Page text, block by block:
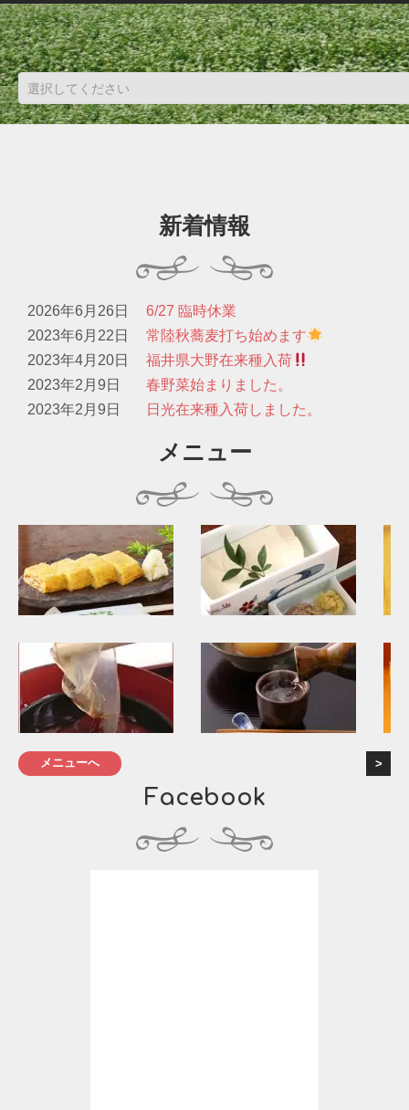
新着情報
2026年6月26日
6/27 臨時休業
2023年6月22日
常陸秋蕎麦打ち始めます
2023年4月20日
福井県大野在来種入荷
2023年2月9日
春野菜始まりました。
2023年2月9日
日光在来種入荷しました。
メニュー
メニューへ
Facebook